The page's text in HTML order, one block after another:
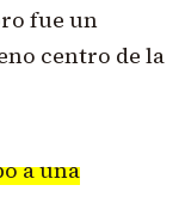
fue un
centro de la
a una